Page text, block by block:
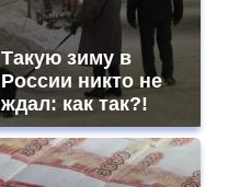
Такую зиму в
России никто не
ждал: как так?!